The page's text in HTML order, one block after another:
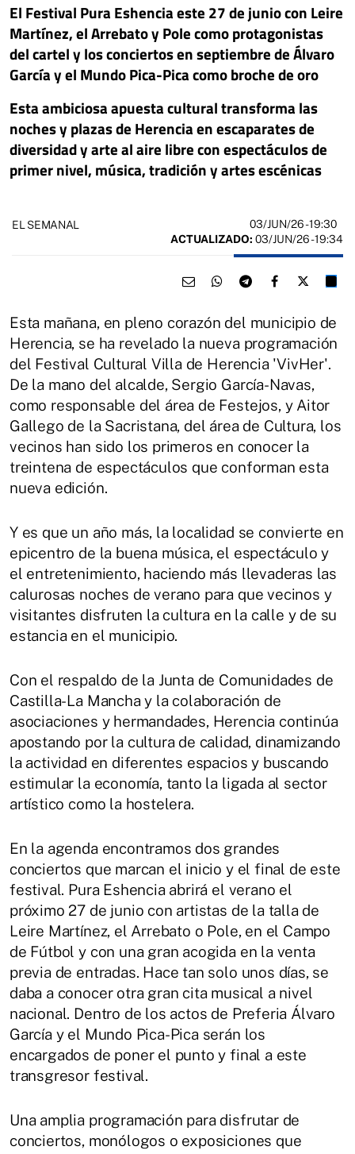
El Festival Pura Eshencia este 27 de junio con Leire
Martínez, el Arrebato y Pole como protagonistas
del cartel y los conciertos en septiembre de Álvaro
García y el Mundo Pica-Pica como broche de oro
Esta ambiciosa apuesta cultural transforma las
noches y plazas de Herencia en escaparates de
diversidad y arte al aire libre con espectáculos de
primer nivel, música, tradición y artes escénicas
EL SEMANAL 03/JUN/26- 19:30
ACTUALIZADO: 03/JUN/26 - 19:34
Esta mañana, en pleno corazón del municipio de
Herencia, se ha revelado la nueva programación
del Festival Cultural Villa de Herencia 'VivHer'.
De la mano del alcalde, Sergio García-Navas,
como responsable del área de Festejos, y Aitor
Gallego de la Sacristana, del área de Cultura, los
vecinos han sido los primeros en conocer la
treintena de espectáculos que conforman esta
nueva edición.
Y es que un año más, la localidad se convierte en
epicentro de la buena música, el espectáculo y
el entretenimiento, haciendo más llevaderas las
calurosas noches de verano para que vecinos y
visitantes disfruten la cultura en la calle y de su
estancia en el municipio.
Con el respaldo de la Junta de Comunidades de
Castilla-La Mancha y la colaboración de
asociaciones y hermandades, Herencia continúa
apostando por la cultura de calidad, dinamizando
la actividad en diferentes espacios y buscando
estimular la economía, tanto la ligada al sector
artístico como la hostelera.
En la agenda encontramos dos grandes
conciertos que marcan el inicio y el final de este
festival. Pura Eshencia abrirá el verano el
próximo 27 de junio con artistas de la talla de
Leire Martínez, el Arrebato o Pole, en el Campo
de Fútbol y con una gran acogida en la venta
previa de entradas. Hace tan solo unos días, se
daba a conocer otra gran cita musical a nivel
nacional. Dentro de los actos de Preferia Álvaro
García y el Mundo Pica-Pica serán los
encargados de poner el punto y final a este
transgresor festival.
Una amplia programación para disfrutar de
conciertos, monólogos o exposiciones que